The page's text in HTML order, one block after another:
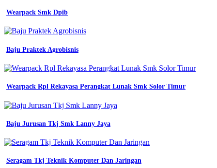
wearpack
baju
kerja
Desain
Warna
Baju
Keren
Desain
Wearpack
Hitam
Polos
Wearpack Smk Dpib
Baju Praktek Agrobisnis
Wearpack Rpl Rekayasa Perangkat Lunak Smk Solor Timur
Baju Jurusan Tkj Smk Lanny Jaya
Seragam Tkj Teknik Komputer Dan Jaringan